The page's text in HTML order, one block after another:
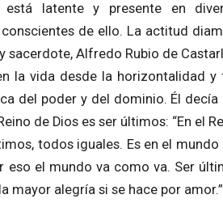
latente y presente en
de ello. La actitud
sacerdote, Alfredo Rubio de
la vida desde la horizontalidad
del poder y del dominio. Él decía
de Dios es ser últimos: “En el
todos iguales. Es en el
eso el mundo va como va. Ser
mayor alegría si se hace por amor.”